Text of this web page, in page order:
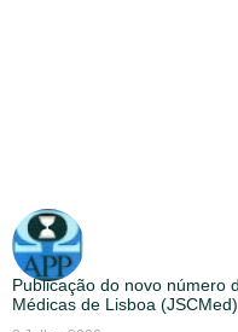
Publicação do novo número
Médicas de Lisboa (JSCMed)